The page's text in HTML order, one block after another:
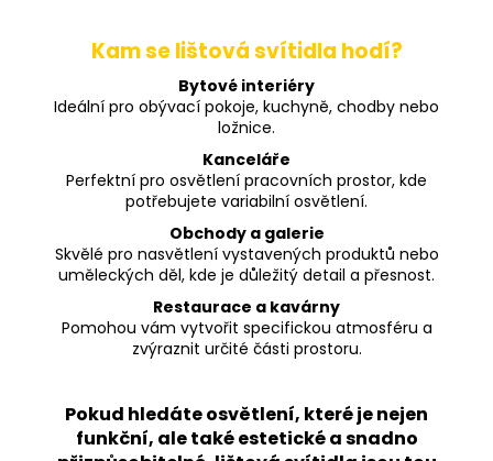
Kam se lištová svítidla hodí?
Bytové interiéry
Ideální pro obývací pokoje, kuchyně, chodby nebo
ložnice.
Kanceláře
Perfektní pro osvětlení pracovních prostor, kde
potřebujete variabilní osvětlení.
Obchody a galerie
Skvělé pro nasvětlení vystavených produktů nebo
uměleckých děl, kde je důležitý detail a přesnost.
Restaurace a kavárny
Pomohou vám vytvořit specifickou atmosféru a
zvýraznit určité části prostoru.
Pokud hledáte osvětlení, které je nejen
funkční, ale také estetické a snadno